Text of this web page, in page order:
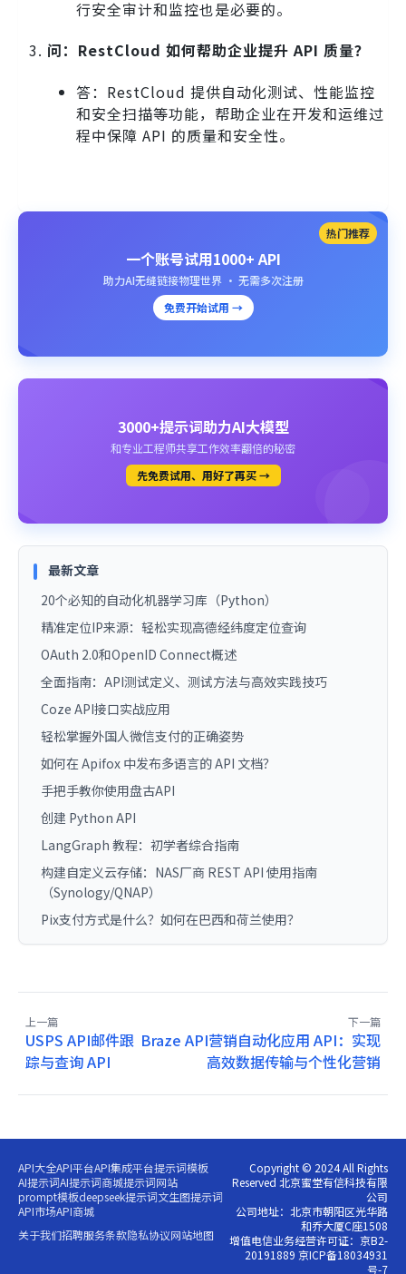
行安全审计和监控也是必要的。
问：RestCloud 如何帮助企业提升 API 质量？
答：RestCloud 提供自动化测试、性能监控
和安全扫描等功能，帮助企业在开发和运维过
程中保障 API 的质量和安全性。
热门推荐
一个账号试用1000+ API
助力AI无缝链接物理世界 · 无需多次注册
免费开始试用 →
3000+提示词助力AI大模型
和专业工程师共享工作效率翻倍的秘密
先免费试用、用好了再买 →
最新文章
20个必知的自动化机器学习库（Python）
精准定位IP来源：轻松实现高德经纬度定位查询
OAuth 2.0和OpenID Connect概述
全面指南：API测试定义、测试方法与高效实践技巧
Coze API接口实战应用
轻松掌握外国人微信支付的正确姿势
如何在 Apifox 中发布多语言的 API 文档？
手把手教你使用盘古API
创建 Python API
LangGraph 教程：初学者综合指南
构建自定义云存储：NAS厂商 REST API 使用指南
（Synology/QNAP）
Pix支付方式是什么？如何在巴西和荷兰使用？
上一篇
USPS API邮件跟
踪与查询 API
下一篇
Braze API营销自动化应用 API：实现
高效数据传输与个性化营销
API大全API平台API集成平台提示词模板
AI提示词AI提示词商城提示词网站
prompt模板deepseek提示词文生图提示词
API市场API商城
关于我们招聘服务条款隐私协议网站地图
Copyright © 2024 All Rights
Reserved 北京蜜堂有信科技有限
公司
公司地址：北京市朝阳区光华路
和乔大厦C座1508
增值电信业务经营许可证：京B2-
20191889 京ICP备18034931
号-7